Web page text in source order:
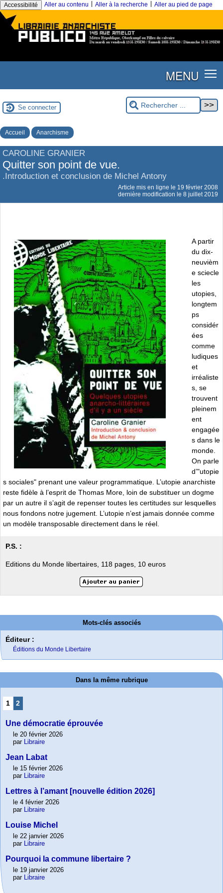
Accessibilité Aller au contenu Aller à la recherche Aller au pied de page
MENU
Se connecter
Accueil Anarchisme
CAROLINE GRANIER
Quitter son point de vue.
.Introduction et conclusion de Michel Antony
Article mis en ligne le 19 février 2008
dernière modification le 8 juillet 2019
A partir
du dix-
neuvièm
e sciecle
les
utopies,
longtem
ps
considér
ées
comme
ludiques
et
irréaliste
s, se
trouvent
pleinem
ent
engagée
s dans le
monde.
On parle
d’"utopie
s sociales" prenant une valeur programmatique. L’utopie anarchiste
reste fidèle à l’esprit de Thomas More, loin de substituer un dogme
par un autre il s’agit de repenser toutes les certitudes sur lesquelles
nous fondons notre jugement. L’utopie n’est jamais donnée comme
un modèle transposable directement dans le réel.
P.S. :
Editions du Monde libertaires, 118 pages, 10 euros
Mots-clés associés
Éditeur :
Éditions du Monde Libertaire
Dans la même rubrique
1 2
Une démocratie éprouvée
le 20 février 2026
par Libraire
Jean Labat
le 15 février 2026
par Libraire
Lettres à l’amant [nouvelle édition 2026]
le 4 février 2026
par Libraire
Louise Michel
le 22 janvier 2026
par Libraire
Pourquoi la commune libertaire ?
le 19 janvier 2026
par Libraire